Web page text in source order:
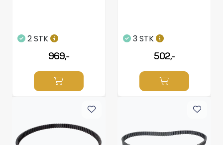
2 STK
969,-
3 STK
502,-